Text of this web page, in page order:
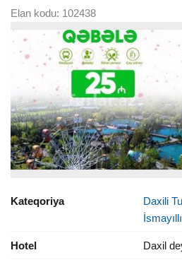
Elan kodu: 102438
Kateqoriya
Daxili
İsmayıllı
Hotel Daxil